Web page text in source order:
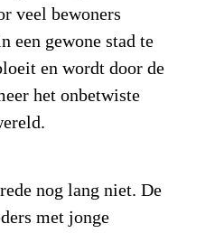
veel bewoners
een gewone stad te
en wordt door de
het onbetwiste
nog lang niet. De
met jonge